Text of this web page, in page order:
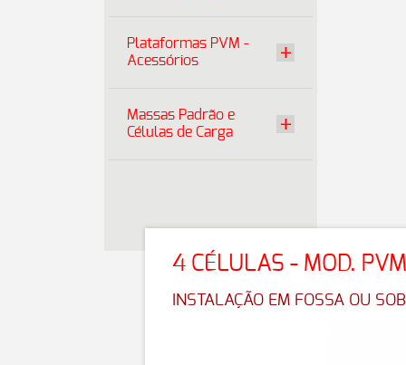
Plataformas PVM -
Acessórios
Massas Padrão e
Células de Carga
4 CÉLULAS - MOD.
INSTALAÇÃO EM FOSSA OU